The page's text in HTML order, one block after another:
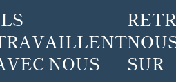
violet n°2
NOUS
SUR